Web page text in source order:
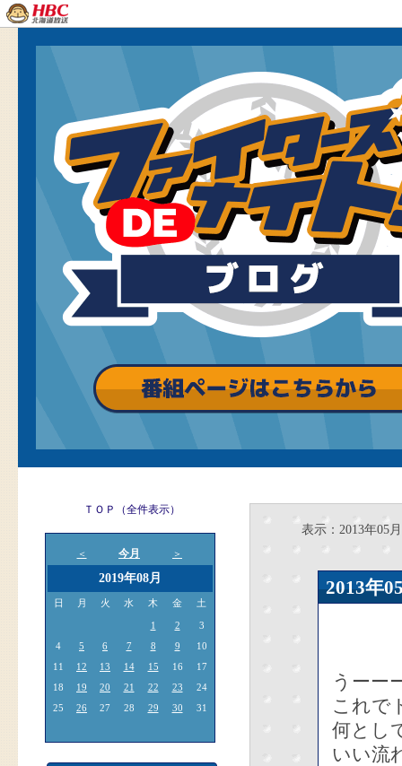
ＴＯＰ（全件表示）
＜ 今月 ＞
2019年08月
日 月 火 水 木 金 土
1 2
3
4
5 6 7 8 9
10
11
12 13 14 15 16
17
18
19 20 21 22 23
24
25
26 27 28 29 30 31
表示：2013年05月
2013年
うーー
これで
何とし
いい流